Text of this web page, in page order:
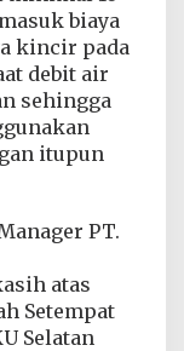
biaya
kincir pada
debit air
sehingga
itupun
PT.
atas
Setempat
Selatan